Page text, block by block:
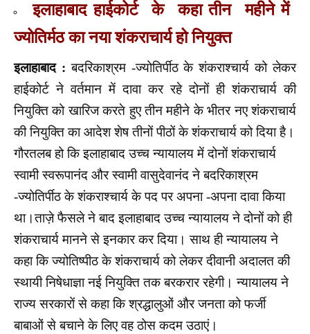
इलाहाबाद हाईकोर्ट के कहा तीन महीने में
ज्योतिर्मठ का नया शंकराचार्य हो नियुक्त
इलाहाबाद : बदरिकाश्रम -ज्योतिर्पीठ के शंकराश्चार्य को लेकर
हाईकोर्ट ने वर्तमान में दावा कर रहे दोनों ही शंकराचार्य की
नियुक्ति को खारिज करते हुए तीन महीने के भीतर नए शंकराचार्य
की नियुक्ति का आदेश शेष तीनों पीठों के शंकराचार्य को दिया है।
गौरतलब हो कि इलाहाबाद उच्च न्यायालय में दोनों शंकराचार्य
स्वामी स्वरूपानंद और स्वामी वासुदेवानंद ने बदरिकाश्रम
-ज्योतिर्पीठ के शंकराश्चार्य के पद पर अपना -अपना दावा किया
था।ताज़े फैसले ने बाद इलाहाबाद उच्च न्यायालय ने दोनों को ही
शंकराचार्य मानने से इनकार कर दिया। साथ ही न्यायालय ने
कहा कि ज्योतिष्पीठ के शंकराचार्य को लेकर दीवानी अदालत की
स्थायी निषेधाज्ञा नई नियुक्ति तक बरकरार रहेगी। न्यायालय ने
राज्य सरकारों से कहा कि श्रद्धालुओं और जनता को फर्जी
बाबाओं से बचाने के लिए वह ठोस कदम उठाएं।